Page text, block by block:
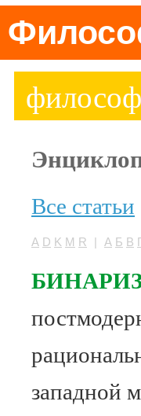
Все статьи
A D K M R | А Б В
западной